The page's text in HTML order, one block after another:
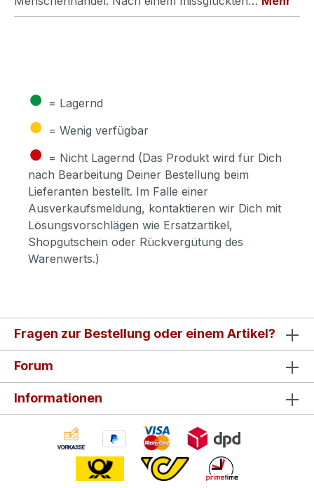
● = Lagernd
● = Wenig verfügbar
● = Nicht Lagernd (Das Produkt wird für Dich
nach Bearbeitung Deiner Bestellung beim
Lieferanten bestellt. Im Falle einer
Ausverkaufsmeldung, kontaktieren wir Dich mit
Lösungsvorschlägen wie Ersatzartikel,
Shopgutschein oder Rückvergütung des
Warenwerts.)
Fragen zur Bestellung oder einem Artikel?
Forum
Informationen